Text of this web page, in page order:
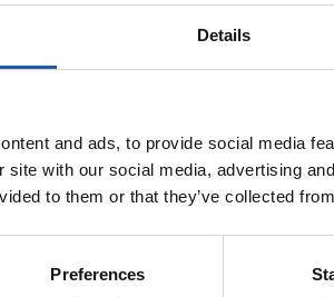
Details
and ads, to provide social media
site with our social media, advertising
to them or that they’ve collected
Preferences